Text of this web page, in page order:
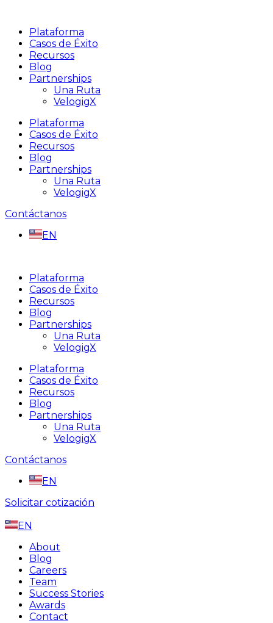
Plataforma
Casos de Éxito
Recursos
Blog
Partnerships
Una Ruta
VelogigX
Plataforma
Casos de Éxito
Recursos
Blog
Partnerships
Una Ruta
VelogigX
Contáctanos
EN
Plataforma
Casos de Éxito
Recursos
Blog
Partnerships
Una Ruta
VelogigX
Plataforma
Casos de Éxito
Recursos
Blog
Partnerships
Una Ruta
VelogigX
Contáctanos
EN
Solicitar cotización
EN
About
Blog
Careers
Team
Success Stories
Awards
Contact